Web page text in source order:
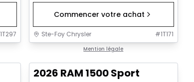
1T297
Commencer votre achat
Ste-Foy Chrysler #1T171
Mention légale
2026 RAM 1500 Sport